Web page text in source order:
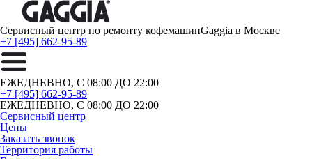
Сервисный центр по ремонту кофемашинGaggia в Москве
+7 [495] 662-95-89
ЕЖЕДНЕВНО, С 08:00 ДО 22:00
+7 [495] 662-95-89
ЕЖЕДНЕВНО, С 08:00 ДО 22:00
Сервисный центр
Цены
Заказать звонок
Территория работы